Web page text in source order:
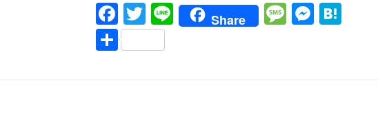
F
a
ce
T
w
it
Li
n
Share
M M
S